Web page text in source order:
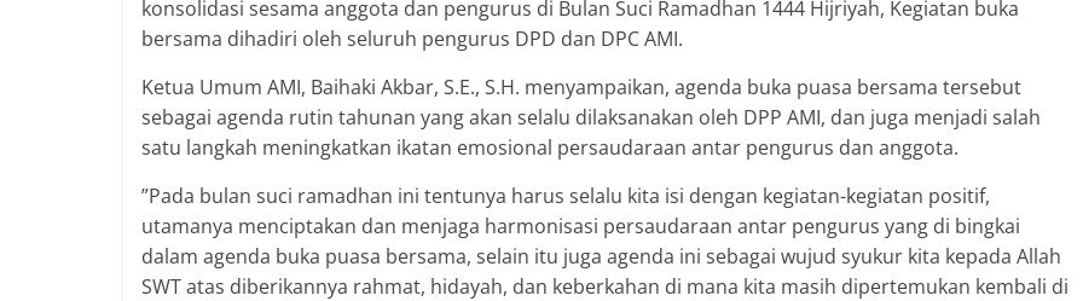
konsolidasi sesama anggota dan pengurus di Bulan Suci Ramadhan 1444 Hijriyah, Kegiatan buka
bersama dihadiri oleh seluruh pengurus DPD dan DPC AMI.
Ketua Umum AMI, Baihaki Akbar, S.E., S.H. menyampaikan, agenda buka puasa bersama tersebut
sebagai agenda rutin tahunan yang akan selalu dilaksanakan oleh DPP AMI, dan juga menjadi salah
satu langkah meningkatkan ikatan emosional persaudaraan antar pengurus dan anggota.
”Pada bulan suci ramadhan ini tentunya harus selalu kita isi dengan kegiatan-kegiatan positif,
utamanya menciptakan dan menjaga harmonisasi persaudaraan antar pengurus yang di bingkai
dalam agenda buka puasa bersama, selain itu juga agenda ini sebagai wujud syukur kita kepada Allah
SWT atas diberikannya rahmat, hidayah, dan keberkahan di mana kita masih dipertemukan kembali di